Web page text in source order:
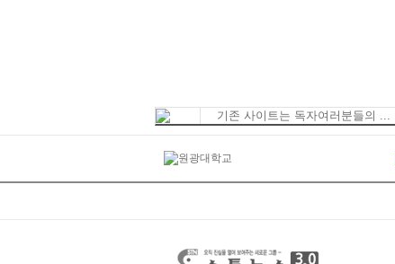
기존 사이트는 독자여러분들의 ...